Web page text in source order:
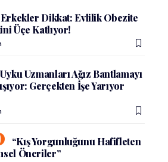
Erkekler Dikkat: Evlilik Obezite
Üçe Katlıyor!
Uyku Uzmanları Ağız Bantlamayı
Gerçekten İşe Yarıyor
“Kış Yorgunluğunu Hafifleten
Öneriler”